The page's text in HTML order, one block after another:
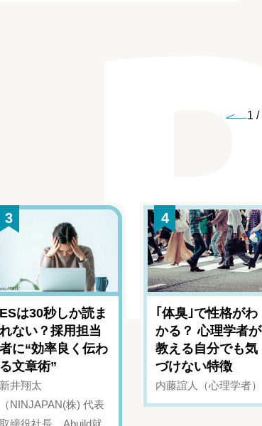
1 /
3
ESは30秒しか読ま
れない？採用担当
者に“効率良く伝わ
る文章術”
新井翔太
（NINJAPAN(株) 代表
取締役社長、Abuild就
4
｢体臭｣で性格がわ
かる？ 心理学者が
教える自分でも気
づけない特徴
内藤誼人（心理学者）